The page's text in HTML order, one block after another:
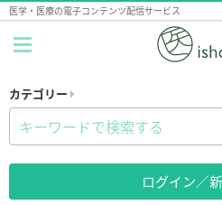
医学・医療の電子コンテンツ配信サービス
カテゴリー
ログイン／